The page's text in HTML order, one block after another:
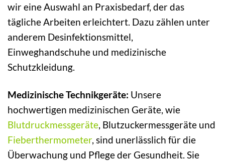
wir eine Auswahl an Praxisbedarf, der das
tägliche Arbeiten erleichtert. Dazu zählen unter
anderem Desinfektionsmittel,
Einweghandschuhe und medizinische
Schutzkleidung.
Medizinische Technikgeräte: Unsere
hochwertigen medizinischen Geräte, wie
Blutdruckmessgeräte, Blutzuckermessgeräte und
Fieberthermometer, sind unerlässlich für die
Überwachung und Pflege der Gesundheit. Sie